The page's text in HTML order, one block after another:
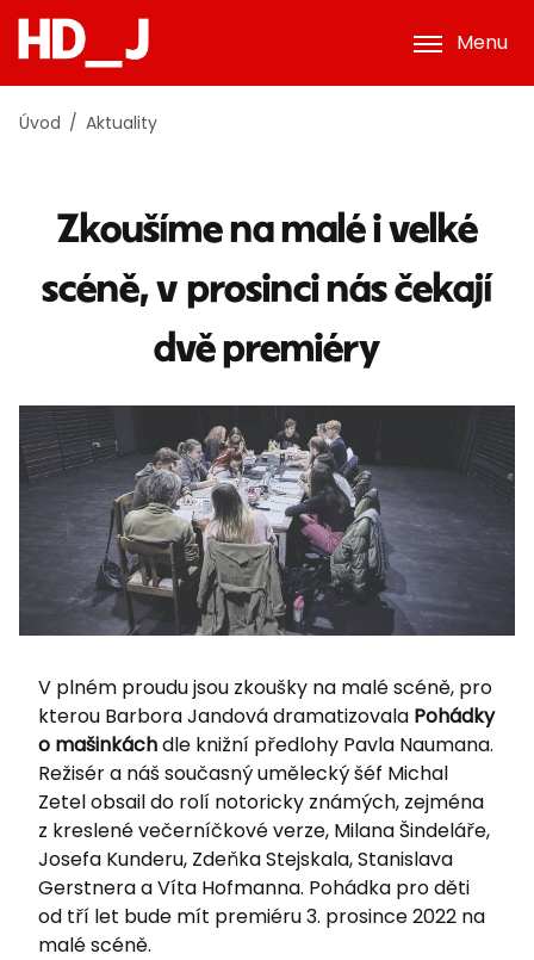
Menu
Úvod Aktuality
Zkoušíme na malé i velké
scéně, v prosinci nás čekají
dvě premiéry
V plném proudu jsou zkoušky na malé scéně, pro
kterou Barbora Jandová dramatizovala Pohádky
o mašinkáchdle knižní předlohy Pavla Naumana.
Režisér a náš současný umělecký šéf Michal
Zetel obsail do rolí notoricky známých, zejména
z kreslené večerníčkové verze, Milana Šindeláře,
Josefa Kunderu, Zdeňka Stejskala, Stanislava
Gerstnera a Víta Hofmanna. Pohádka pro děti
od tří let bude mít premiéru 3. prosince 2022 na
malé scéně.